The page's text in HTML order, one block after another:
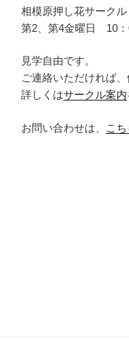
相模原押し花サークル
第2、第4金曜日 10：
見学自由です。
ご連絡いただければ、
詳しくはサークル案内
お問い合わせは、 こち